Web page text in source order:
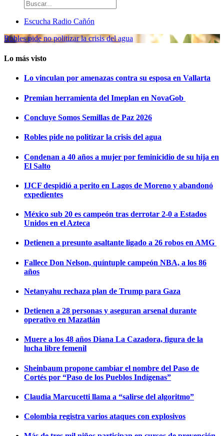
Escucha Radio Cañón
Robles pide no politizar la crisis del agua
Lo más visto
Lo vinculan por amenazas contra su esposa en Vallarta
Premian herramienta del Imeplan en NovaGob
Concluye Somos Semillas de Paz 2026
Robles pide no politizar la crisis del agua
Condenan a 40 años a mujer por feminicidio de su hija en
El Salto
IJCF despidió a perito en Lagos de Moreno y abandonó
expedientes
México sub 20 es campeón tras derrotar 2-0 a Estados
Unidos en el Azteca
Detienen a presunto asaltante ligado a 26 robos en AMG
Fallece Don Nelson, quíntuple campeón NBA, a los 86
años
Netanyahu rechaza plan de Trump para Gaza
Detienen a 28 personas y aseguran arsenal durante
operativo en Mazatlán
Muere a los 48 años Diana La Cazadora, figura de la
lucha libre femenil
Sheinbaum propone cambiar el nombre del Paso de
Cortés por “Paso de los Pueblos Indígenas”
Claudia Marcucetti llama a “salirse del algoritmo”
Colombia registra varios ataques con explosivos